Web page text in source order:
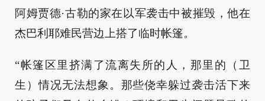
阿姆贾德·古勒的家在以军袭击中被摧毁，他在
杰巴利耶难民营边上搭了临时帐篷。
“帐篷区里挤满了流离失所的人，那里的（卫
生）情况无法想象。那些侥幸躲过袭击活下来